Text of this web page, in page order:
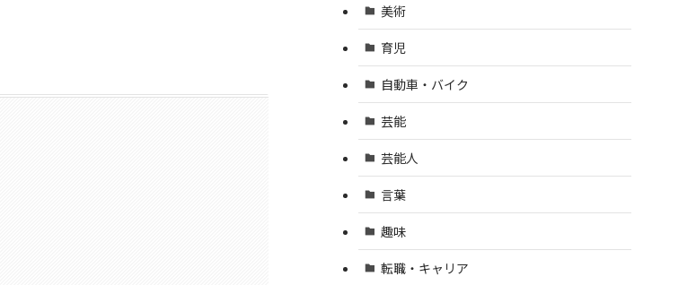
美術
育児
自動車・バイク
芸能
芸能人
言葉
趣味
転職・キャリア